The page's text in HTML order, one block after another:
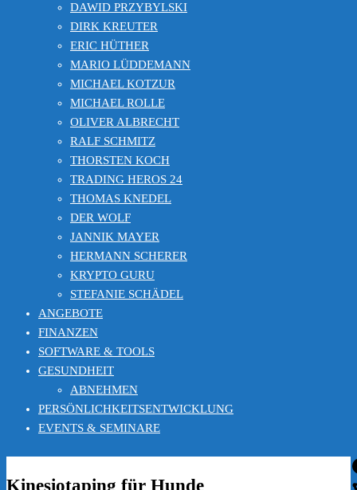
DAWID PRZYBYLSKI
DIRK KREUTER
ERIC HÜTHER
MARIO LÜDDEMANN
MICHAEL KOTZUR
MICHAEL ROLLE
OLIVER ALBRECHT
RALF SCHMITZ
THORSTEN KOCH
TRADING HEROS 24
THOMAS KNEDEL
DER WOLF
JANNIK MAYER
HERMANN SCHERER
KRYPTO GURU
STEFANIE SCHÄDEL
ANGEBOTE
FINANZEN
SOFTWARE & TOOLS
GESUNDHEIT
ABNEHMEN
PERSÖNLICHKEITSENTWICKLUNG
EVENTS & SEMINARE
Kinesiotaping für Hunde